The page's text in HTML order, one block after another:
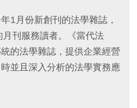
1月份新創刊的法學雜誌，
刊服務讀者。《當代法
的法學雜誌，提供企業經營
並且深入分析的法學實務應